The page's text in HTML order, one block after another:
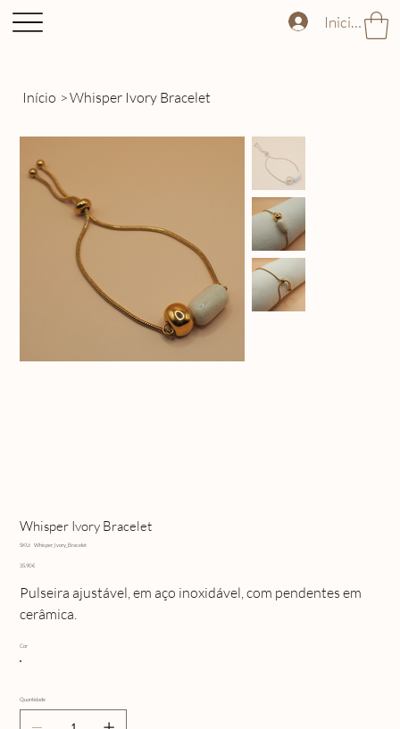
Iniciar
Início >Whisper Ivory Bracelet
Whisper Ivory Bracelet
SKU: SKU
Whisper_Ivory_Bracelet
Preço
35,90 €
Pulseira ajustável, em aço inoxidável, com pendentes em
cerâmica.
Cor
Quantidade